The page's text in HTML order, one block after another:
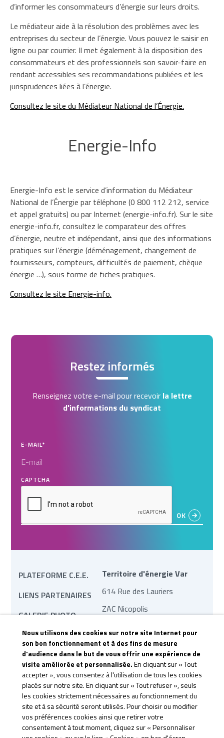
d’informer les consommateurs d’énergie sur leurs droits.
Le médiateur aide à la résolution des problèmes avec les
entreprises du secteur de l’énergie. Vous pouvez le saisir en
ligne ou par courrier. Il met également à la disposition des
consommateurs et des professionnels son savoir-faire en
rendant accessibles ses recommandations publiées et les
jurisprudences liées à l’énergie.
Consultez le site du Médiateur National de l’Énergie.
Energie-Info
Energie-Info est le service d’information du Médiateur
National de l’Énergie par téléphone (0 800 112 212, service
et appel gratuits) ou par Internet (energie-info.fr). Sur le site
energie-info.fr, consultez le comparateur des offres
d’énergie, neutre et indépendant, ainsi que des informations
pratiques sur l’énergie (déménagement, changement de
fournisseurs, compteurs, difficultés de paiement, chèque
énergie …), sous forme de fiches pratiques.
Consultez le site Energie-info.
Restez informés
Renseignez votre e-mail pour recevoir la lettre
d'informations du syndicat
E-MAIL*
CAPTCHA
PLATEFORME C.E.E.
LIENS PARTENAIRES
GALERIE PHOTO
MARCHÉS PUBLICS
REVUE DE PRESSE
CONTACTEZ-NOUS
CGU &
CONFIDENTIALITÉ
Territoire d'énergie Var
614 Rue des Lauriers
ZAC Nicopolis
contact@te83.fr
Nous utilisons des cookies sur notre site Internet pour
son bon fonctionnement et à des fins de mesure
d'audience dans le but de vous offrir une expérience de
visite améliorée et personnalisée.En cliquant sur « Tout
accepter », vous consentez à l'utilisation de tous les cookies
placés sur notre site. En cliquant sur « Tout refuser », seuls
les cookies strictement nécessaires au fonctionnement du
site et à sa sécurité seront utilisés. Pour choisir ou modifier
vos préférences cookies ainsi que retirer votre
consentement à tout moment, cliquez sur « Personnaliser